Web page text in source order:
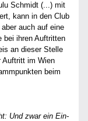
Schmidt (...) mit
kann in den Club
auch auf eine
bei ihren Auftritten
an dieser Stelle
Auftritt im Wien
beim
Und zwar ein Ein-